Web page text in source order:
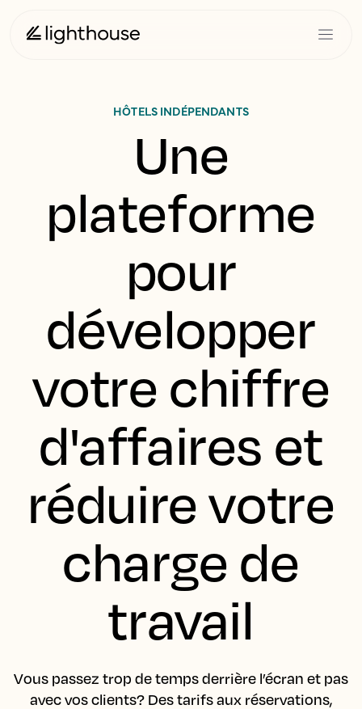
HÔTELS INDÉPENDANTS
Une
plateforme
pour
développer
votre chiffre
d'affaires et
réduire votre
charge de
travail
Vous passez trop de temps derrière l’écran et pas
avec vos clients? Des tarifs aux réservations,